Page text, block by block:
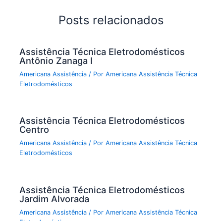
Posts relacionados
Assistência Técnica Eletrodomésticos
Antônio Zanaga I
Americana Assistência / PorAmericana Assistência Técnica
Eletrodomésticos
Assistência Técnica Eletrodomésticos
Centro
Americana Assistência / PorAmericana Assistência Técnica
Eletrodomésticos
Assistência Técnica Eletrodomésticos
Jardim Alvorada
Americana Assistência / PorAmericana Assistência Técnica